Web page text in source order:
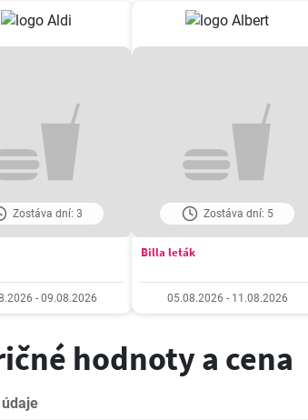
Zostáva dní: 3
- 09.08.2026
Zostáva dní: 5
Billa leták
05.08.2026 - 11.08.2026
hodnoty a cena